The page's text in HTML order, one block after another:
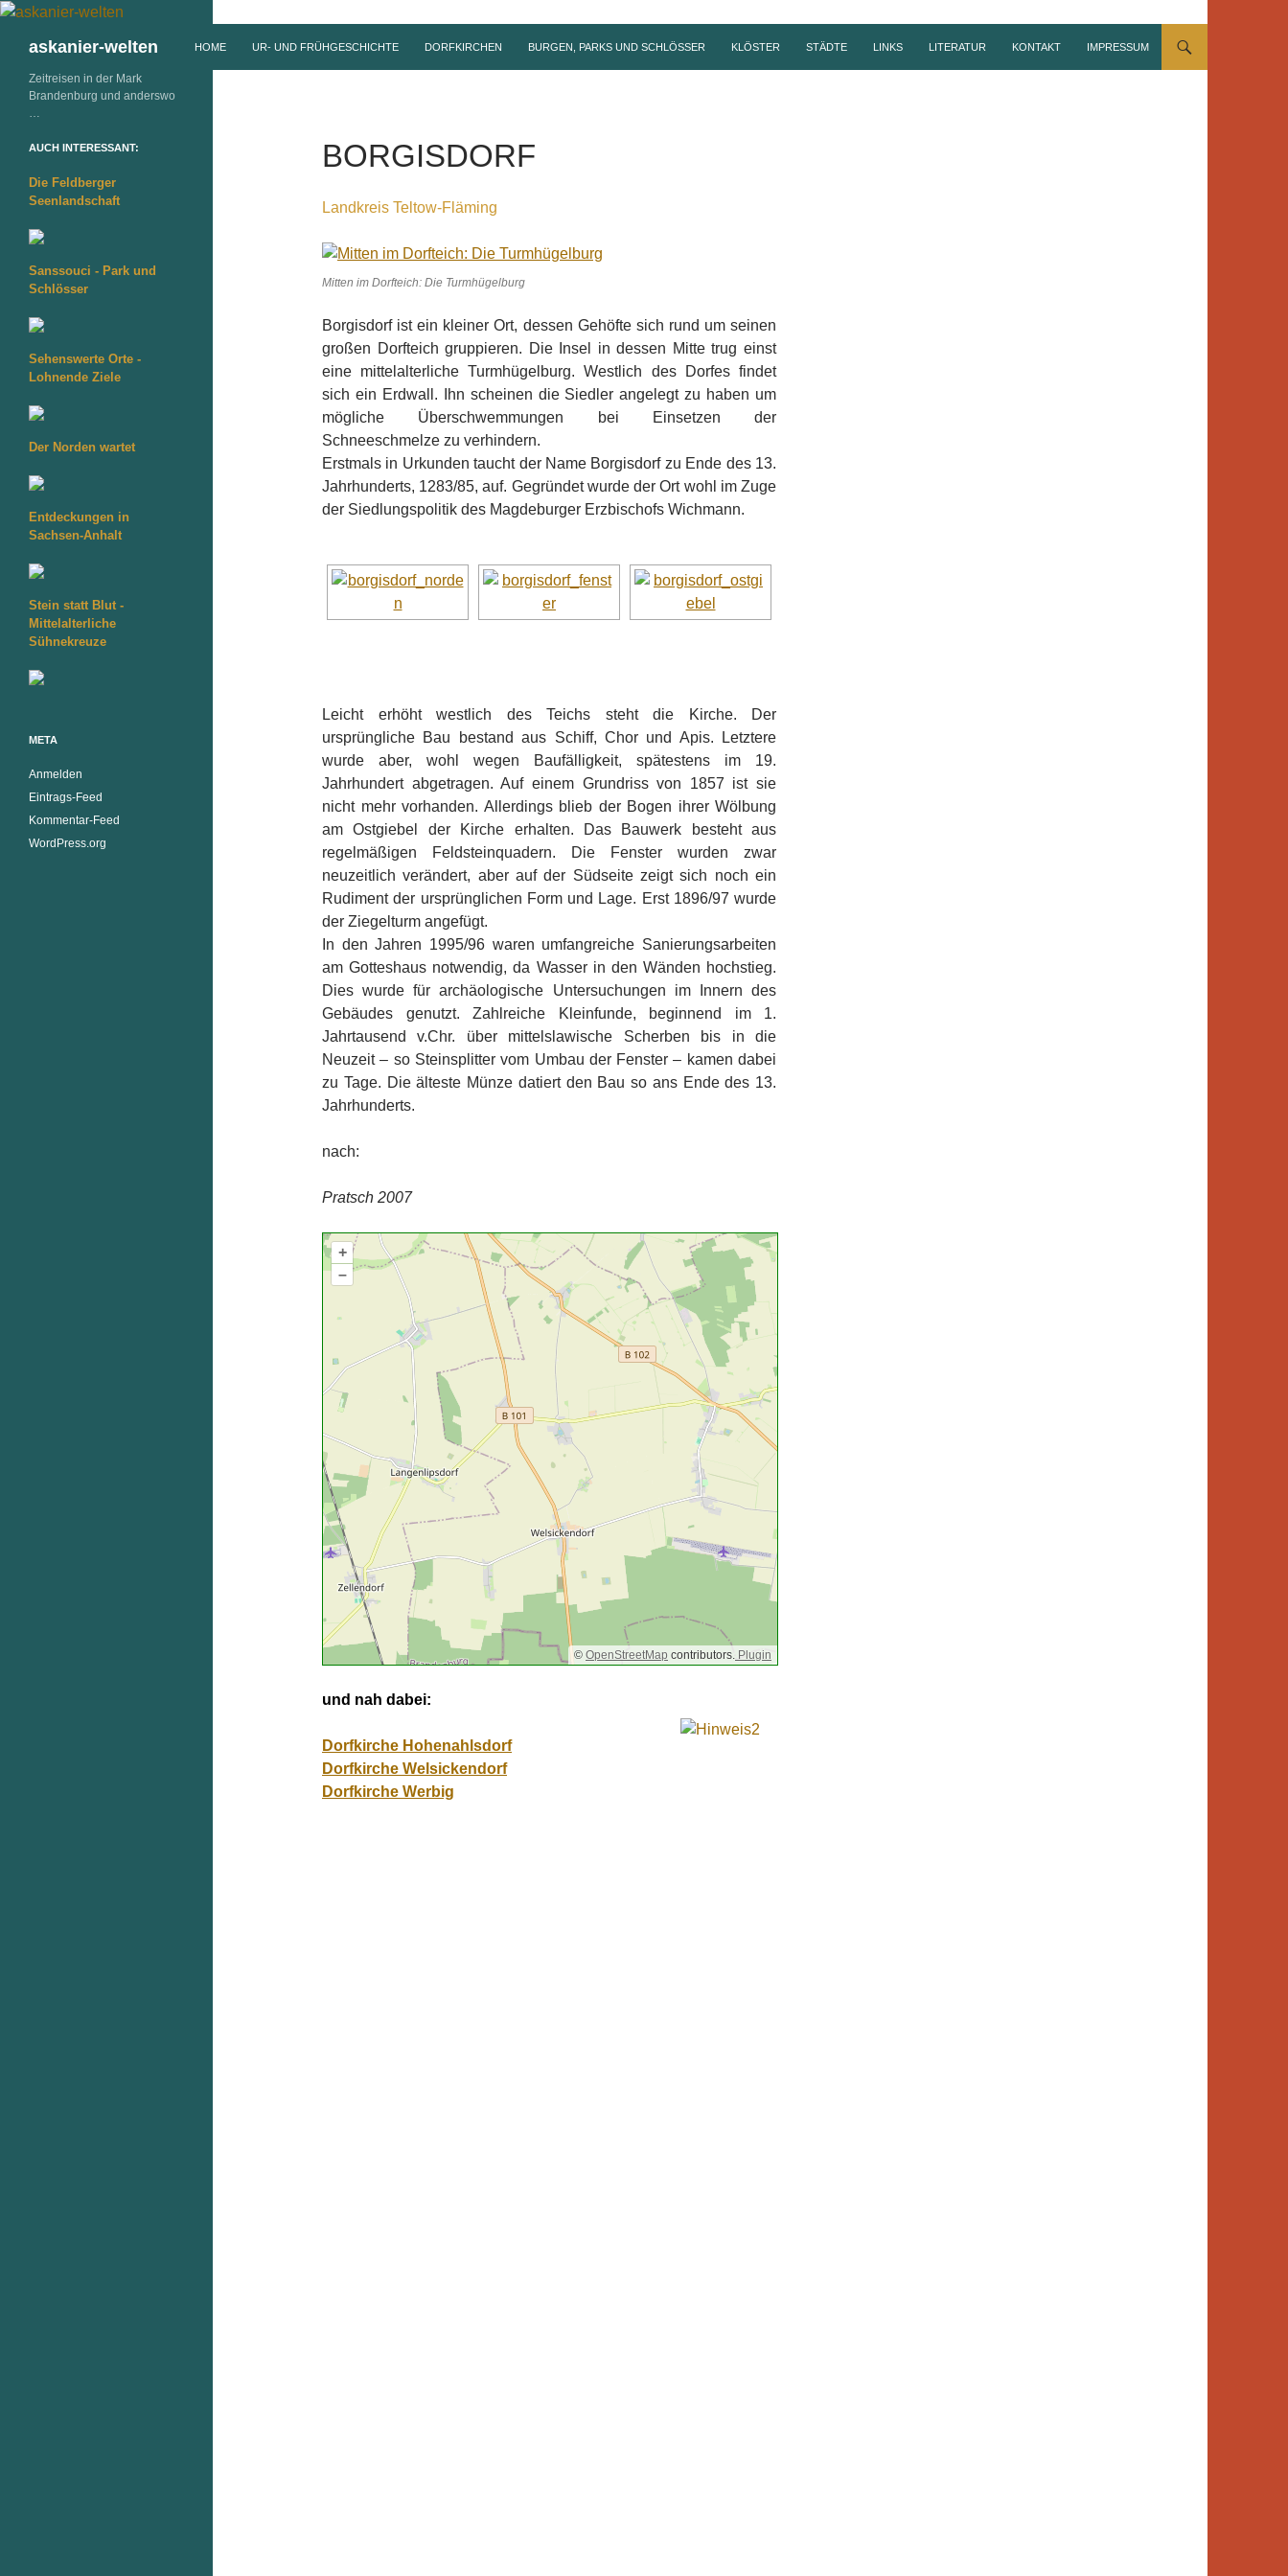
askanier-welten
HOME
UR- UND FRÜHGESCHICHTE DORFKIRCHEN BURGEN, PARKS UND SCHLÖSSER KLÖSTER STÄDTE LINKS LITERATUR KONTAKT IMPRESSUM
BORGISDORF
Landkreis Teltow-Fläming
Mitten im Dorfteich: Die Turmhügelburg
Borgisdorf ist ein kleiner Ort, dessen Gehöfte sich rund um seinen
großen Dorfteich gruppieren. Die Insel in dessen Mitte trug einst
eine mittelalterliche Turmhügelburg. Westlich des Dorfes findet
sich ein Erdwall. Ihn scheinen die Siedler angelegt zu haben um
mögliche Überschwemmungen bei Einsetzen der
Schneeschmelze zu verhindern.
Erstmals in Urkunden taucht der Name Borgisdorf zu Ende des 13.
Jahrhunderts, 1283/85, auf. Gegründet wurde der Ort wohl im Zuge
der Siedlungspolitik des Magdeburger Erzbischofs Wichmann.
Leicht erhöht westlich des Teichs steht die Kirche. Der
ursprüngliche Bau bestand aus Schiff, Chor und Apis. Letztere
wurde aber, wohl wegen Baufälligkeit, spätestens im 19.
Jahrhundert abgetragen. Auf einem Grundriss von 1857 ist sie
nicht mehr vorhanden. Allerdings blieb der Bogen ihrer Wölbung
am Ostgiebel der Kirche erhalten. Das Bauwerk besteht aus
regelmäßigen Feldsteinquadern. Die Fenster wurden zwar
neuzeitlich verändert, aber auf der Südseite zeigt sich noch ein
Rudiment der ursprünglichen Form und Lage. Erst 1896/97 wurde
der Ziegelturm angefügt.
In den Jahren 1995/96 waren umfangreiche Sanierungsarbeiten
am Gotteshaus notwendig, da Wasser in den Wänden hochstieg.
Dies wurde für archäologische Untersuchungen im Innern des
Gebäudes genutzt. Zahlreiche Kleinfunde, beginnend im 1.
Jahrtausend v.Chr. über mittelslawische Scherben bis in die
Neuzeit – so Steinsplitter vom Umbau der Fenster – kamen dabei
zu Tage. Die älteste Münze datiert den Bau so ans Ende des 13.
Jahrhunderts.
nach:
Pratsch 2007
+
–
© OpenStreetMap contributors. Plugin
und nah dabei:
Dorfkirche Hohenahlsdorf
Dorfkirche Welsickendorf
Dorfkirche Werbig
Zeitreisen in der Mark
Brandenburg und anderswo
AUCH INTERESSANT:
Die Feldberger
Seenlandschaft
Sanssouci - Park und
Schlösser
Sehenswerte Orte -
Lohnende Ziele
Der Norden wartet
Entdeckungen in
Sachsen-Anhalt
Stein statt Blut -
Mittelalterliche
Sühnekreuze
META
Anmelden
Eintrags-Feed
Kommentar-Feed
WordPress.org